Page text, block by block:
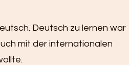
Deutsch zu lernen war
mit der internationalen